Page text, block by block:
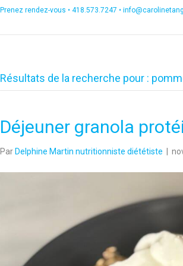
Prenez rendez-vous • 418.573.7247 •
Résultats de la recherche pour :
Déjeuner granola
Par Delphine Martin nutritionniste diététiste